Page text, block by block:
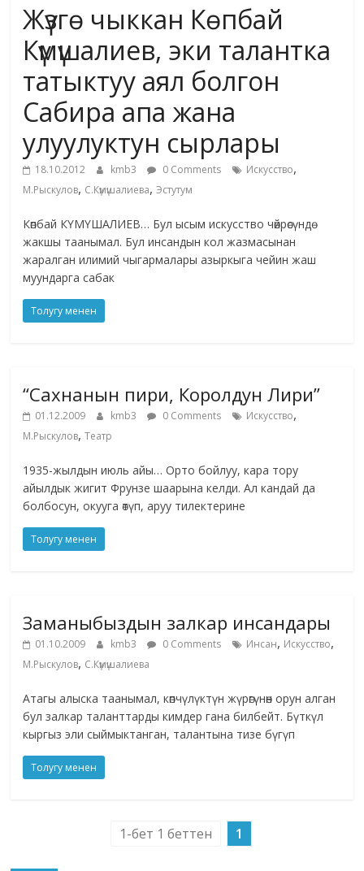
жана
адабияты
Жүзгө чыккан Көпбай
Күмүшалиев, эки талантка
татыктуу аял болгон
Сабира апа жана
улуулуктун сырлары
18.10.2012 kmb3 0 Comments Искусство,
М.Рыскулов, С.Күмүшалиева,Эстутум
Көпбай КҮМҮШАЛИЕВ… Бул ысым искусство чөйрөсүндө
жакшы таанымал. Бул инсандын кол жазмасынан
жаралган илимий чыгармалары азыркыга чейин жаш
муундарга сабак
Толугу менен
“Сахнанын пири, Королдун Лири”
01.12.2009 kmb3 0 Comments Искусство,
М.Рыскулов,Театр
1935-жылдын июль айы… Орто бойлуу, кара тору
айылдык жигит Фрунзе шаарына келди. Ал кандай да
болбосун, окууга өтүп, аруу тилектерине
Толугу менен
Заманыбыздын залкар инсандары
01.10.2009 kmb3 0 Comments Инсан, Искусство,
М.Рыскулов, С.Күмүшалиева
Атагы алыска таанымал, көпчүлүктүн жүрөгүнөн орун алган
бул залкар таланттарды кимдер гана билбейт. Бүткүл
кыргыз эли сыймыктанган, талантына тизе бүгүп
Толугу менен
1-бет 1 беттен 1